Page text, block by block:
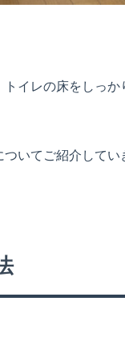
イレの床をしっ
いてご紹介してい